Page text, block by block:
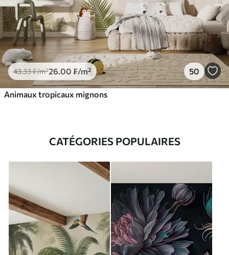
43.33₣/m²26 .00 ₣/m² 50
Animaux tropicaux mignons
CATÉGORIES POPULAIRES